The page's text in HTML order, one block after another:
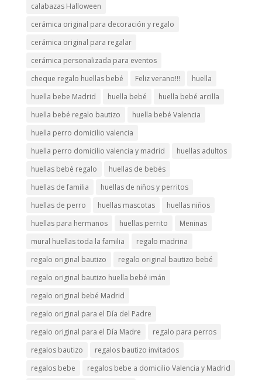
calabazas Halloween
cerámica original para decoración y regalo
cerámica original para regalar
cerámica personalizada para eventos
cheque regalo huellas bebé
Feliz verano!!!
huella
huella bebe Madrid
huella bebé
huella bebé arcilla
huella bebé regalo bautizo
huella bebé Valencia
huella perro domicilio valencia
huella perro domicilio valencia y madrid
huellas adultos
huellas bebé regalo
huellas de bebés
huellas de familia
huellas de niños y perritos
huellas de perro
huellas mascotas
huellas niños
huellas para hermanos
huellas perrito
Meninas
mural huellas toda la familia
regalo madrina
regalo original bautizo
regalo original bautizo bebé
regalo original bautizo huella bebé imán
regalo original bebé Madrid
regalo original para el Día del Padre
regalo original para el Día Madre
regalo para perros
regalos bautizo
regalos bautizo invitados
regalos bebe
regalos bebe a domicilio Valencia y Madrid